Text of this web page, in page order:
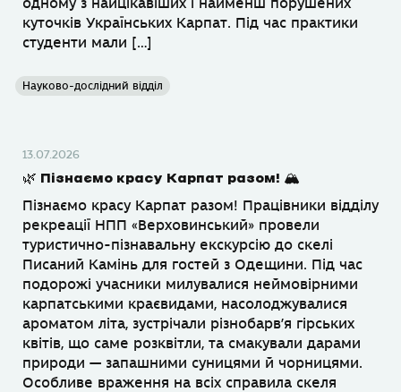
одному з найцікавіших і найменш порушених
куточків Українських Карпат. Під час практики
студенти мали […]
Науково-дослідний відділ
13.07.2026
🌿 Пізнаємо красу Карпат разом! 🏔
Пізнаємо красу Карпат разом! Працівники відділу
рекреації НПП «Верховинський» провели
туристично-пізнавальну екскурсію до скелі
Писаний Камінь для гостей з Одещини. Під час
подорожі учасники милувалися неймовірними
карпатськими краєвидами, насолоджувалися
ароматом літа, зустрічали різнобарв’я гірських
квітів, що саме розквітли, та смакували дарами
природи — запашними суницями й чорницями.
Особливе враження на всіх справила скеля